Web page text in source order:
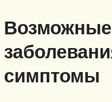
Возможные
симптомы